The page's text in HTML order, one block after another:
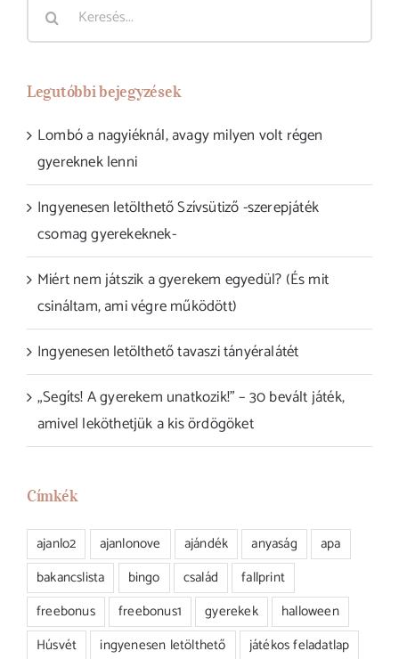
Legutóbbi bejegyzések
Lombó a nagyiéknál, avagy milyen volt régen
gyereknek lenni
Ingyenesen letölthető Szívsütiző -szerepjáték
csomag gyerekeknek-
Miért nem játszik a gyerekem egyedül? (És mit
csináltam, ami végre működött)
Ingyenesen letölthető tavaszi tányéralátét
„Segíts! A gyerekem unatkozik!” – 30 bevált játék,
amivel leköthetjük a kis ördögöket
Címkék
ajanlo2 ajanlonove ajándék anyaság
apa
bakancslista
bingo család
fallprint
freebonus
freebonus1 gyerekek
halloween
Húsvét
ingyenesen letölthető játékos feladatlap